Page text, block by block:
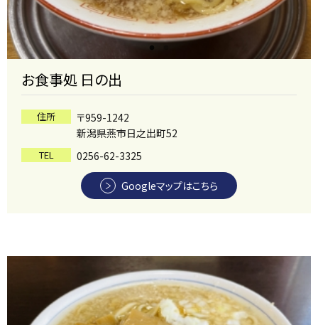
お食事処 日の出
住所
〒959-1242
新潟県燕市日之出町52
TEL 0256-62-3325
Googleマップはこちら